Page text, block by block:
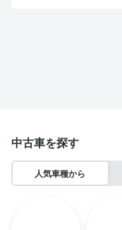
中古車を探す
人気車種から